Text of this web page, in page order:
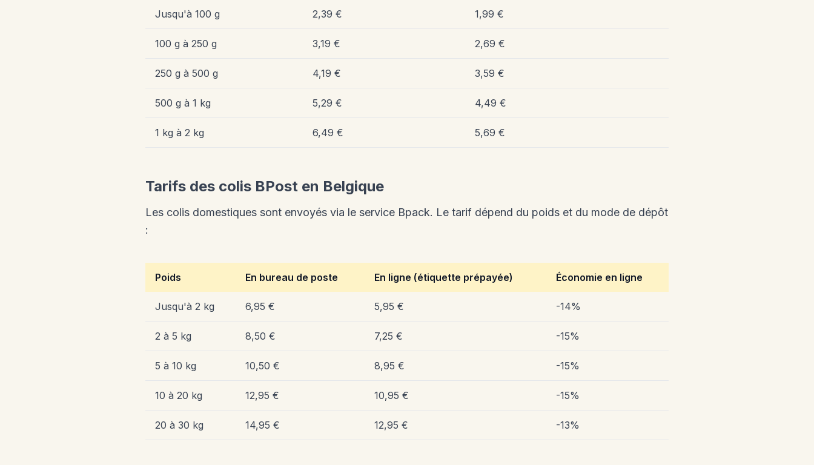
Jusqu'à 100 g 2,39 € 1,99 €
100 g à 250 g 3,19 € 2,69 €
250 g à 500 g 4,19 € 3,59 €
500 g à 1 kg 5,29 € 4,49 €
1 kg à 2 kg 6,49 € 5,69 €
Tarifs des colis BPost en Belgique
Les colis domestiques sont envoyés via le service Bpack. Le tarif dépend du poids et du mode de dépôt
:
Poids En bureau de poste En ligne (étiquette prépayée) Économie en ligne
Jusqu'à 2 kg 6,95 € 5,95 € -14%
2 à 5 kg 8,50 € 7,25 € -15%
5 à 10 kg 10,50 € 8,95 € -15%
10 à 20 kg 12,95 € 10,95 € -15%
20 à 30 kg 14,95 € 12,95 € -13%